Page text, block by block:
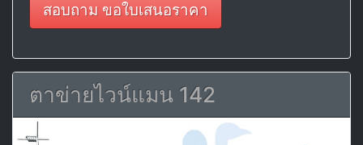
สอบถาม ขอใบเสนอราคา
ตาข่ายไวน์แมน 142